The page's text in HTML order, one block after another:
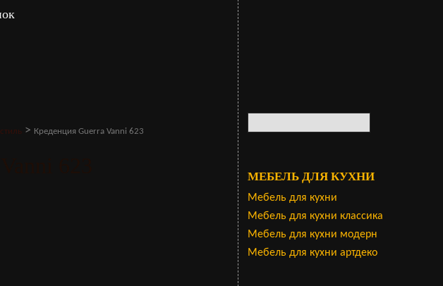
> Креденция Guerra Vanni 623
МЕБЕЛЬ ДЛЯ КУХНИ
Мебель для кухни
Мебель для кухни классика
Мебель для кухни модерн
Мебель для кухни артдеко